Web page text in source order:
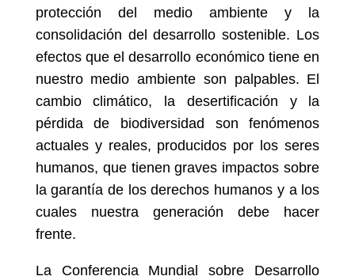
protección del medio ambiente y la
consolidación del desarrollo sostenible. Los
efectos que el desarrollo económico tiene en
nuestro medio ambiente son palpables. El
cambio climático, la desertificación y la
pérdida de biodiversidad son fenómenos
actuales y reales, producidos por los seres
humanos, que tienen graves impactos sobre
la garantía de los derechos humanos y a los
cuales nuestra generación debe hacer
frente.
La Conferencia Mundial sobre Desarrollo